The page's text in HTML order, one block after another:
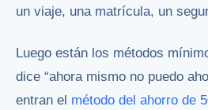
un viaje, una matrícula, un
Luego están los métodos
dice “ahora mismo no puedo
entran el método del ahorro de